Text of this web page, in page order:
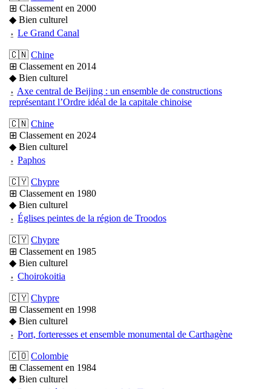
⊞ Classement en 2000
◆ Bien culturel
⍚ Le Grand Canal
🇨🇳 Chine
⊞ Classement en 2014
◆ Bien culturel
⍚ Axe central de Beijing : un ensemble de constructions
représentant l’Ordre idéal de la capitale chinoise
🇨🇳 Chine
⊞ Classement en 2024
◆ Bien culturel
⍚ Paphos
🇨🇾 Chypre
⊞ Classement en 1980
◆ Bien culturel
⍚ Églises peintes de la région de Troodos
🇨🇾 Chypre
⊞ Classement en 1985
◆ Bien culturel
⍚ Choirokoitia
🇨🇾 Chypre
⊞ Classement en 1998
◆ Bien culturel
⍚ Port, forteresses et ensemble monumental de Carthagène
🇨🇴 Colombie
⊞ Classement en 1984
◆ Bien culturel